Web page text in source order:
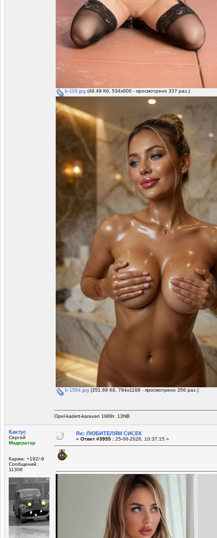
b-119.jpg (48.49 Кб, 534x800 - просмотрено 337 раз.)
b-1564.jpg (351.69 Кб, 784x1168 - просмотрено 356 раз.)
Opel-kadett-karavan 1988г. 13NB
Кактус
Сергей
Модератор
Карма: +192/-9
Сообщений:
11306
Re: ЛЮБИТЕЛЯМ СИСЕК
« Ответ #3955 : 25-06-2026, 10:37:15 »